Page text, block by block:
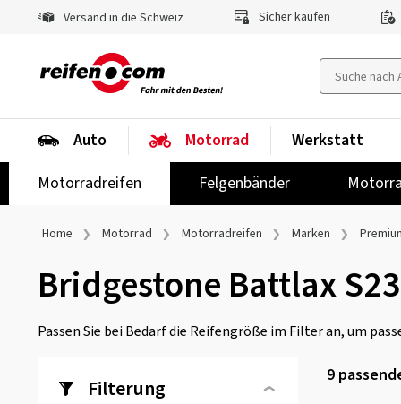
Versand in die Schweiz Sicher kaufen
Auto
Motorrad
Motorradreifen
Felgenbänder
Werkstatt
Home Motorrad Motorradreifen Marken
Bridgestone Battlax S23
Passen Sie bei Bedarf die Reifengröße im Filter an, um
Filterung 9